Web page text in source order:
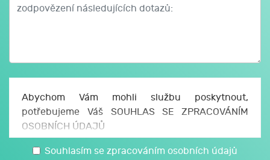
Abychom Vám mohli službu poskytnout,
potřebujeme Váš SOUHLAS SE ZPRACOVÁNÍM
OSOBNÍCH ÚDAJŮ
Uděluji JCMM, z. s. p. o., sídlo Česká 166/11, 602
Souhlasím se zpracováním osobních údajů